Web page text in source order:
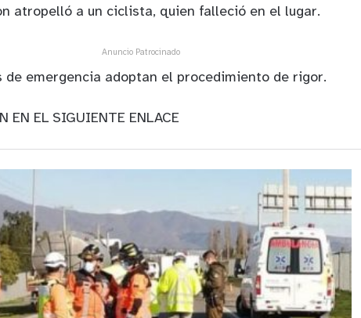
atropelló a un ciclista, quien falleció en el lugar.
Anuncio Patrocinado
de emergencia adoptan el procedimiento de rigor.
EN EL SIGUIENTE ENLACE